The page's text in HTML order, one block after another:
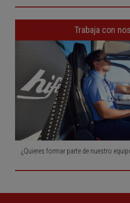
Trabaja con
¿Quieres formar parte de nuestro